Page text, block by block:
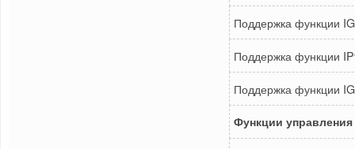
Поддержка функции
Поддержка функции
Поддержка функции
Функции